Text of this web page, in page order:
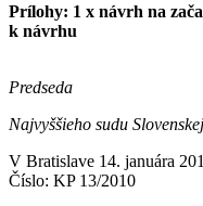
Prílohy: 1 x návrh na
k návrhu
Predseda
Najvyššieho sudu
V Bratislave 14. januára
Číslo: KP 13/2010